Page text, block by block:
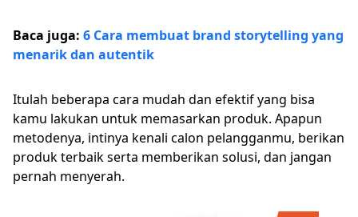
Baca juga: 6 Cara membuat brand storytelling yang
menarik dan autentik
Itulah beberapa cara mudah dan efektif yang bisa
kamu lakukan untuk memasarkan produk. Apapun
metodenya, intinya kenali calon pelangganmu, berikan
produk terbaik serta memberikan solusi, dan jangan
pernah menyerah.